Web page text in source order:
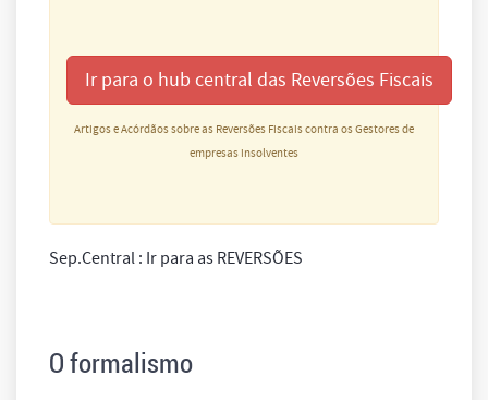
Ir para o hub central das Reversões Fiscais
Artigos e Acórdãos sobre as Reversões Fiscais contra os Gestores de
empresas insolventes
Sep.Central : Ir para as REVERSÕES
O formalismo